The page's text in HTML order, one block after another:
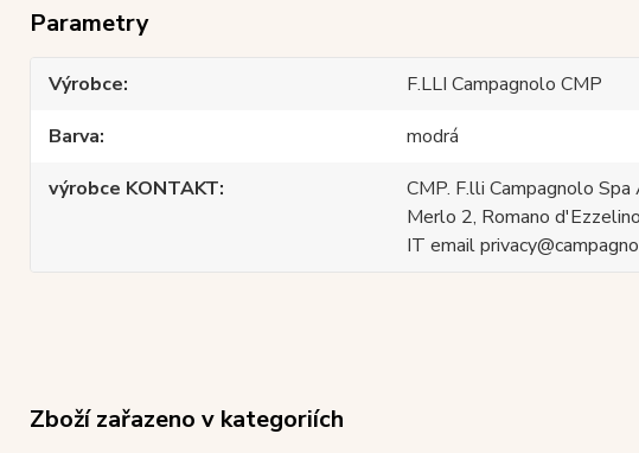
Parametry
Výrobce
F.LLI Campagnolo CMP
Barva
modrá
výrobce KONTAKT
CMP. F.lli Campagnolo
Merlo 2, Romano
IT email
Zboží zařazeno v kategoriích